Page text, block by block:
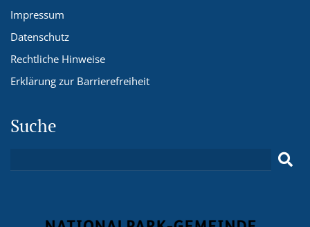
Impressum
Datenschutz
Rechtliche Hinweise
Erklärung zur Barrierefreiheit
Suche